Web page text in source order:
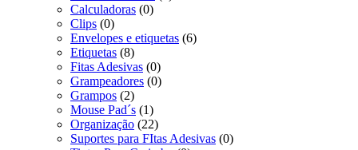
Calculadoras (0)
Clips (0)
Envelopes e etiquetas (6)
Etiquetas (8)
Fitas Adesivas (0)
Grampeadores (0)
Grampos (2)
Mouse Pad´s (1)
Organização (22)
Suportes para FItas Adesivas (0)